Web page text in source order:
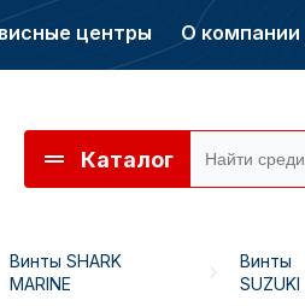
центры О компании
Каталог
Винты SHARK
MARINE
Винты
SUZUKI